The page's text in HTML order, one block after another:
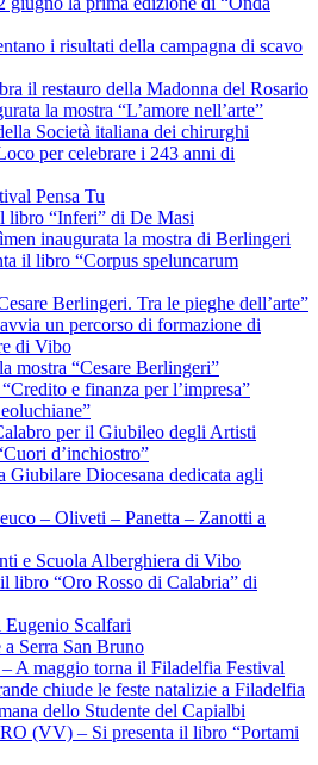
i risultati della campagna di scavo
il restauro della Madonna del Rosario
la mostra “L’amore nell’arte”
Società italiana dei chirurghi
per celebrare i 243 anni di
Pensa Tu
libro “Inferi” di De Masi
inaugurata la mostra di Berlingeri
il libro “Corpus speluncarum
Berlingeri. Tra le pieghe dell’arte”
un percorso di formazione di
di Vibo
mostra “Cesare Berlingeri”
e finanza per l’impresa”
per il Giubileo degli Artisti
d’inchiostro”
Giubilare Diocesana dedicata agli
– Oliveti – Panetta – Zanotti a
e Scuola Alberghiera di Vibo
libro “Oro Rosso di Calabria” di
Scalfari
Serra San Bruno
maggio torna il Filadelfia Festival
chiude le feste natalizie a Filadelfia
dello Studente del Capialbi
(VV) – Si presenta il libro “Portami